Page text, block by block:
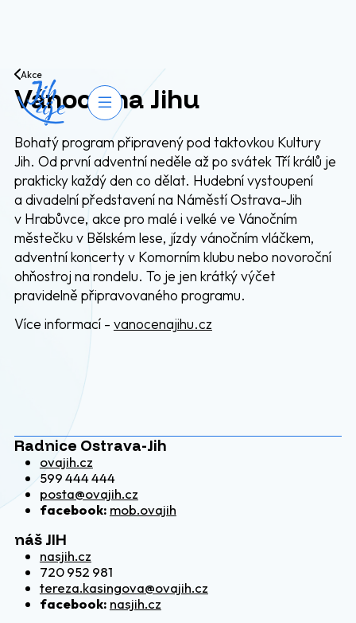
Přejít na obsah
Otevřít navigaci
Akce
Vánoce na Jihu
Bohatý program připravený pod taktovkou Kultury
Jih. Od první adventní neděle až po svátek Tří králů je
prakticky každý den co dělat. Hudební vystoupení
a divadelní představení na Náměstí Ostrava-Jih
v Hrabůvce, akce pro malé i velké ve Vánočním
městečku v Bělském lese, jízdy vánočním vláčkem,
adventní koncerty v Komorním klubu nebo novoroční
ohňostroj na rondelu. To je jen krátký výčet
pravidelně připravovaného programu.
Více informací - vanocenajihu.cz
Radnice Ostrava-Jih
ovajih.cz
599 444 444
posta@ovajih.cz
facebook: mob.ovajih
náš JIH
nasjih.cz
720 952 981
tereza.kasingova@ovajih.cz
facebook: nasjih.cz